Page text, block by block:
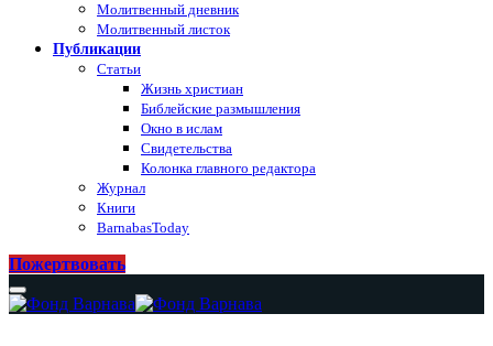
Молитвенный дневник
Молитвенный листок
Публикации
Статьи
Жизнь христиан
Библейские размышления
Окно в ислам
Свидетельства
Колонка главного редактора
Журнал
Книги
BarnabasToday
Пожертвовать